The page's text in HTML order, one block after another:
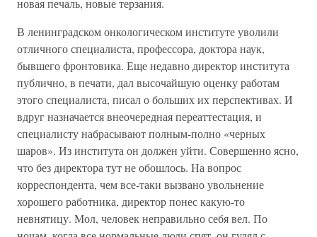
новая печаль, новые терзания.
В ленинградском онкологическом институте уволили
отличного специалиста, профессора, доктора наук,
бывшего фронтовика. Еще недавно директор института
публично, в печати, дал высочайшую оценку работам
этого специалиста, писал о больших их перспективах. И
вдруг назначается внеочередная переаттестация, и
специалисту набрасывают полным-полно «черных
шаров». Из института он должен уйти. Совершенно ясно,
что без директора тут не обошлось. На вопрос
корреспондента, чем все-таки вызвано увольнение
хорошего работника, директор понес какую-то
невнятицу. Мол, человек неправильно себя вел. По